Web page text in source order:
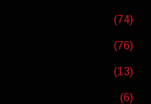
(74)
(76)
(13)
(6)